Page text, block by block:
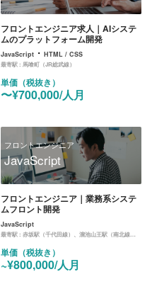
フロントエンジニア求人｜AIシステ
ムのプラットフォーム開発
JavaScript ・HTML / CSS
最寄駅 : 馬喰町（JR総武線）
単価（税抜き）
〜¥700,000/人月
フロントエンジニア
JavaScript
フロントエンジニア｜業務系システ
ムフロント開発
JavaScript
最寄駅 :赤坂駅（千代田線）、溜池山王駅（南北線、千代田線）
単価（税抜き）
~¥800,000/人月